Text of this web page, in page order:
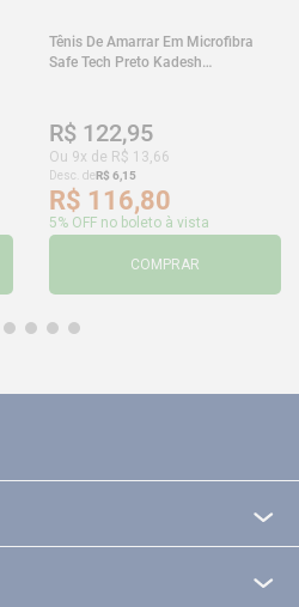
Tênis De Amarrar Em Microfibra
Safe Tech Preto Kadesh
R$ 122,95
Ou 9x de R$ 13,66
Desc. deR$ 6,15
R$ 116,80
5% OFF no boleto à vista
COMPRAR